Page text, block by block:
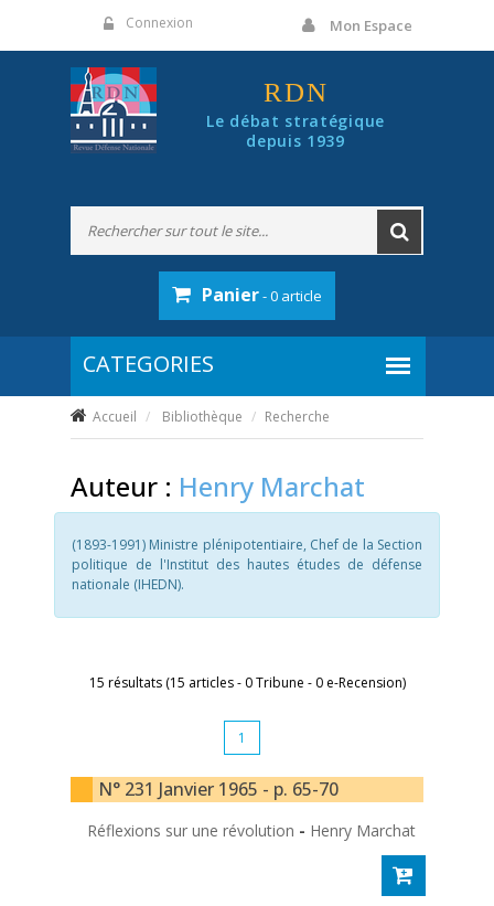
Connexion Mon Espace
RDN
Le débat stratégique
depuis 1939
Panier- 0 article
Accueil Bibliothèque Recherche
Auteur : Henry Marchat
(1893-1991) Ministre plénipotentiaire, Chef de la Section
politique de l'Institut des hautes études de défense
nationale (IHEDN).
15 résultats (15 articles - 0 Tribune - 0 e-Recension)
1
N° 231 Janvier 1965 - p. 65-70
Réflexions sur une révolution - Henry Marchat